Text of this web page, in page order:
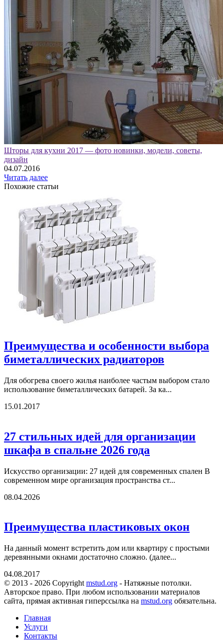
Шторы для кухни 2017 — фото новинки, модели, советы,
дизайн
04.07.2016
Читать далее
Похожие статьи
Преимущества и особенности выбора
биметаллических радиаторов
Для обогрева своего жилья наиболее частым выбором стало
использование биметаллических батарей. За ка...
15.01.2017
27 стильных идей для организации
шкафа в спальне 2026 года
Искусство организации: 27 идей для современных спален В
современном мире организация пространства ст...
08.04.2026
Преимущества пластиковых окон
На данный момент встретить дом или квартиру с простыми
деревянными окнами достаточно сложно. (далее...
04.08.2017
© 2013 - 2026 Copyright mstud.org - Натяжные потолки.
Авторское право. При любом использовании материалов
сайта, прямая активная гиперссылка на mstud.org обязательна.
Главная
Услуги
Контакты